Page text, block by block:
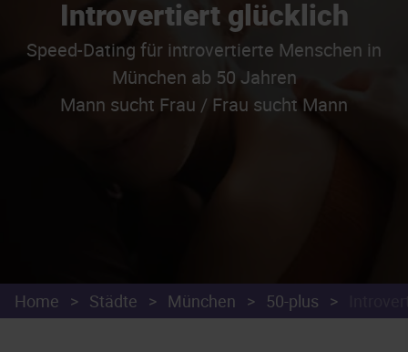
Introvertiert glücklich
Speed-Dating für introvertierte Menschen in
München ab 50 Jahren
Mann sucht Frau / Frau sucht Mann
Home > Städte > München > 50-plus >